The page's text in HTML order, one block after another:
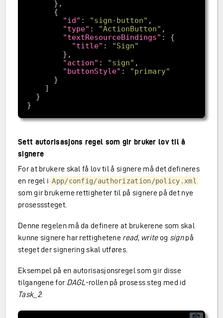
"id" : "sign-button"
"type" : "ActionButton"
"textResourceBindings"
"title" :
"Sign"
"action" : "sign"
"buttonStyle" :
"primary"
Sett autorisasjons regel som gir bruker lov til å
signere
For at brukere skal få lov til å signere må det defineres
en regel i App/config/authorization/policy.xml
som gir brukerne rettigheter til på signere på det nye
prosesssteget.
Denne regelen må da definere at brukerene som skal
kunne signere har rettighetene read, writeog signpå
steget der signering skal utføres.
Eksempel på en autorisasjonsregel som gir disse
tilgangene for DAGL -rollen på prosess steg med id
Task_2: